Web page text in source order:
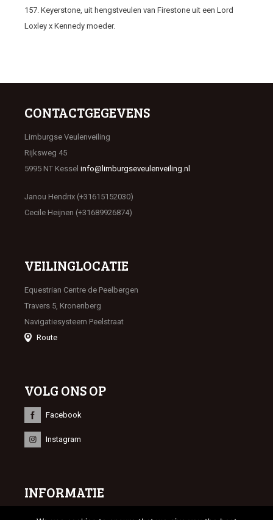
157. Keyerstone, uit hengstveulen van Firestone uit een Lord
Loxley x Kennedy moeder.
CONTACTGEGEVENS
Limburgse Veulenveiling
Rijksweg 45
5995 NT Kessel info@limburgseveulenveiling.nl
Janou Hendrix (+31615152030)
Cecile Heijnen (+31689926874)
VEILINGLOCATIE
Equestrian Centre de Peelbergen
Travers 5, Kronenberg
Navigatiesysteem Peelstraat
Route
VOLG ONS OP
Facebook
Instagram
INFORMATIE
© 2023 Limburgse Veulenveiling